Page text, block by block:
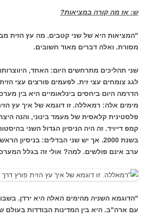
ש: אז מה קורה במציאות?
"המציאות היא של שני קטבים. מה עץ הזית
מסורת. ואלה דברים מאוד חשובים.
שני תהליכים מתרחשים היום: האחד,
לגג צומחים עצי זית. לפעמים פורצים עצי
הדרמה היום ביחסים בינלאומיים היא בין
מימים אלה: רמאללה. זו דוגמא של איך עץ
פלסטינית קלאסית של מעמד בינוני, והנה
בשנת 2000. אך יש שני הבדלים:
ערב אינם פולשים. למה? אולי זה בגלל
"הדוגמא השניה מהימים האלה היא ירדן.
עם ארה"ב. היא בין המדינות הבודדות בעולם